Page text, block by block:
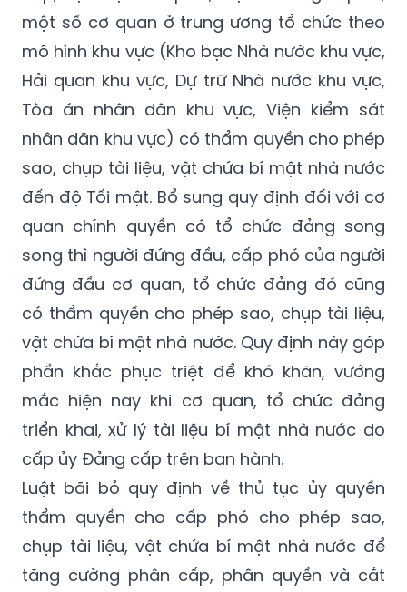
một số cơ quan ở trung ương tổ chức theo
mô hình khu vực (Kho bạc Nhà nước khu vực,
Hải quan khu vực, Dự trữ Nhà nước khu vực,
Tòa án nhân dân khu vực, Viện kiểm sát
nhân dân khu vực) có thẩm quyền cho phép
sao, chụp tài liệu, vật chứa bí mật nhà nước
đến độ Tối mật. Bổ sung quy định đối với cơ
quan chính quyền có tổ chức đảng song
song thì người đứng đầu, cấp phó của người
đứng đầu cơ quan, tổ chức đảng đó cũng
có thẩm quyền cho phép sao, chụp tài liệu,
vật chứa bí mật nhà nước. Quy định này góp
phần khắc phục triệt để khó khăn, vướng
mắc hiện nay khi cơ quan, tổ chức đảng
triển khai, xử lý tài liệu bí mật nhà nước do
cấp ủy Đảng cấp trên ban hành.
Luật bãi bỏ quy định về thủ tục ủy quyền
thẩm quyền cho cấp phó cho phép sao,
chụp tài liệu, vật chứa bí mật nhà nước để
tăng cường phân cấp, phân quyền và cắt